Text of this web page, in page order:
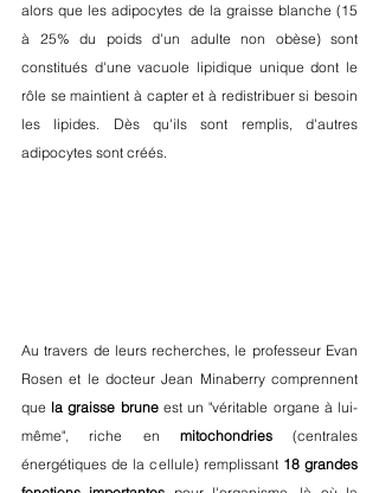
alors que les adipocytes de la graisse blanche (15
à 25% du poids d'un adulte non obèse) sont
constitués d'une vacuole lipidique unique dont le
rôle se maintient à capter et à redistribuer si besoin
les lipides. Dès qu'ils sont remplis, d'autres
adipocytes sont créés.
Au travers de leurs recherches, le professeur Evan
Rosen et le docteur Jean Minaberry comprennent
que la graisse brune est un "véritable organe à lui-
même", riche en mitochondries (centrales
énergétiques de la cellule) remplissant 18 grandes